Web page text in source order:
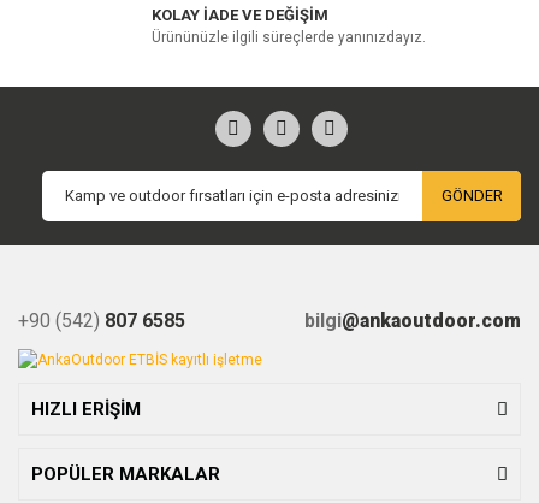
KOLAY İADE VE DEĞİŞİM
Ürününüzle ilgili süreçlerde yanınızdayız.
GÖNDER
+90 (542) 807 6585 bilgi@ankaoutdoor.com
HIZLI ERİŞİM
POPÜLER MARKALAR